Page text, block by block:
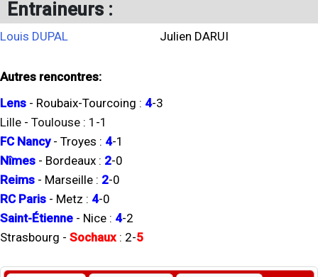
Entraineurs :
Louis DUPAL Julien DARUI
Autres rencontres:
Lens - Roubaix-Tourcoing : 4-3
Lille - Toulouse : 1 -1
FC Nancy- Troyes : 4-1
Nîmes - Bordeaux : 2-0
Reims - Marseille : 2-0
RC Paris - Metz : 4-0
Saint-Étienne - Nice : 4-2
Strasbourg - Sochaux : 2-5